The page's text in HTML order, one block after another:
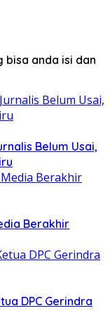
bisa anda isi dan
Belum Usai,
Berakhir
DPC Gerindra